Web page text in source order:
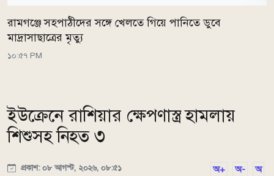
রামগঞ্জে সহপাঠীদের সঙ্গে খেলতে গিয়ে পানিতে ডুবে
মাদ্রাসাছাত্রের মৃত্যু
১০:৫৭ PM
ইউক্রেনে রাশিয়ার ক্ষেপণাস্ত্র হামলায়
শিশুসহ নিহত ৩
প্রকাশ: ০৮ আগস্ট, ২০২৬, ০৮:৫১ অ+ অ- অ